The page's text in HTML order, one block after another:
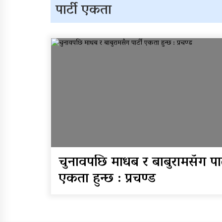
आठ लाख २१ हजार
सिँचाइ डिभिजन सर्लाहीका
पार्टी एकता
चुनावपछि माधब र बाबुरामसँग
एकता हुन्छ : प्रचण्ड